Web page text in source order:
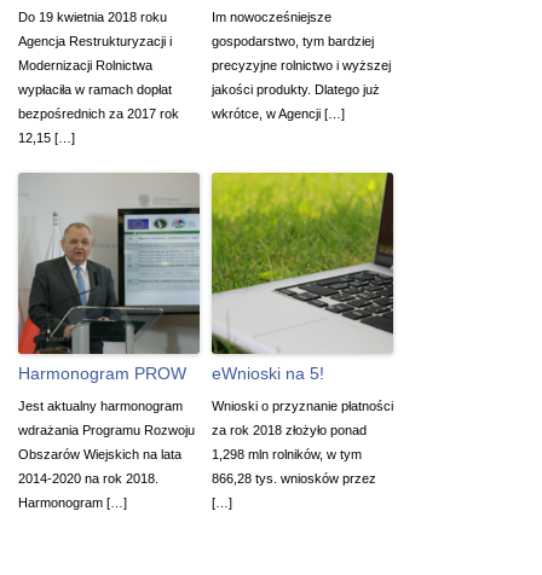
Do 19 kwietnia 2018 roku
Agencja Restrukturyzacji i
Modernizacji Rolnictwa
wypłaciła w ramach dopłat
bezpośrednich za 2017 rok
12,15 […]
Im nowocześniejsze
gospodarstwo, tym bardziej
precyzyjne rolnictwo i wyższej
jakości produkty. Dlatego już
wkrótce, w Agencji […]
Harmonogram PROW
Jest aktualny harmonogram
wdrażania Programu Rozwoju
Obszarów Wiejskich na lata
2014-2020 na rok 2018.
Harmonogram […]
eWnioski na 5!
Wnioski o przyznanie płatności
za rok 2018 złożyło ponad
1,298 mln rolników, w tym
866,28 tys. wniosków przez
[…]